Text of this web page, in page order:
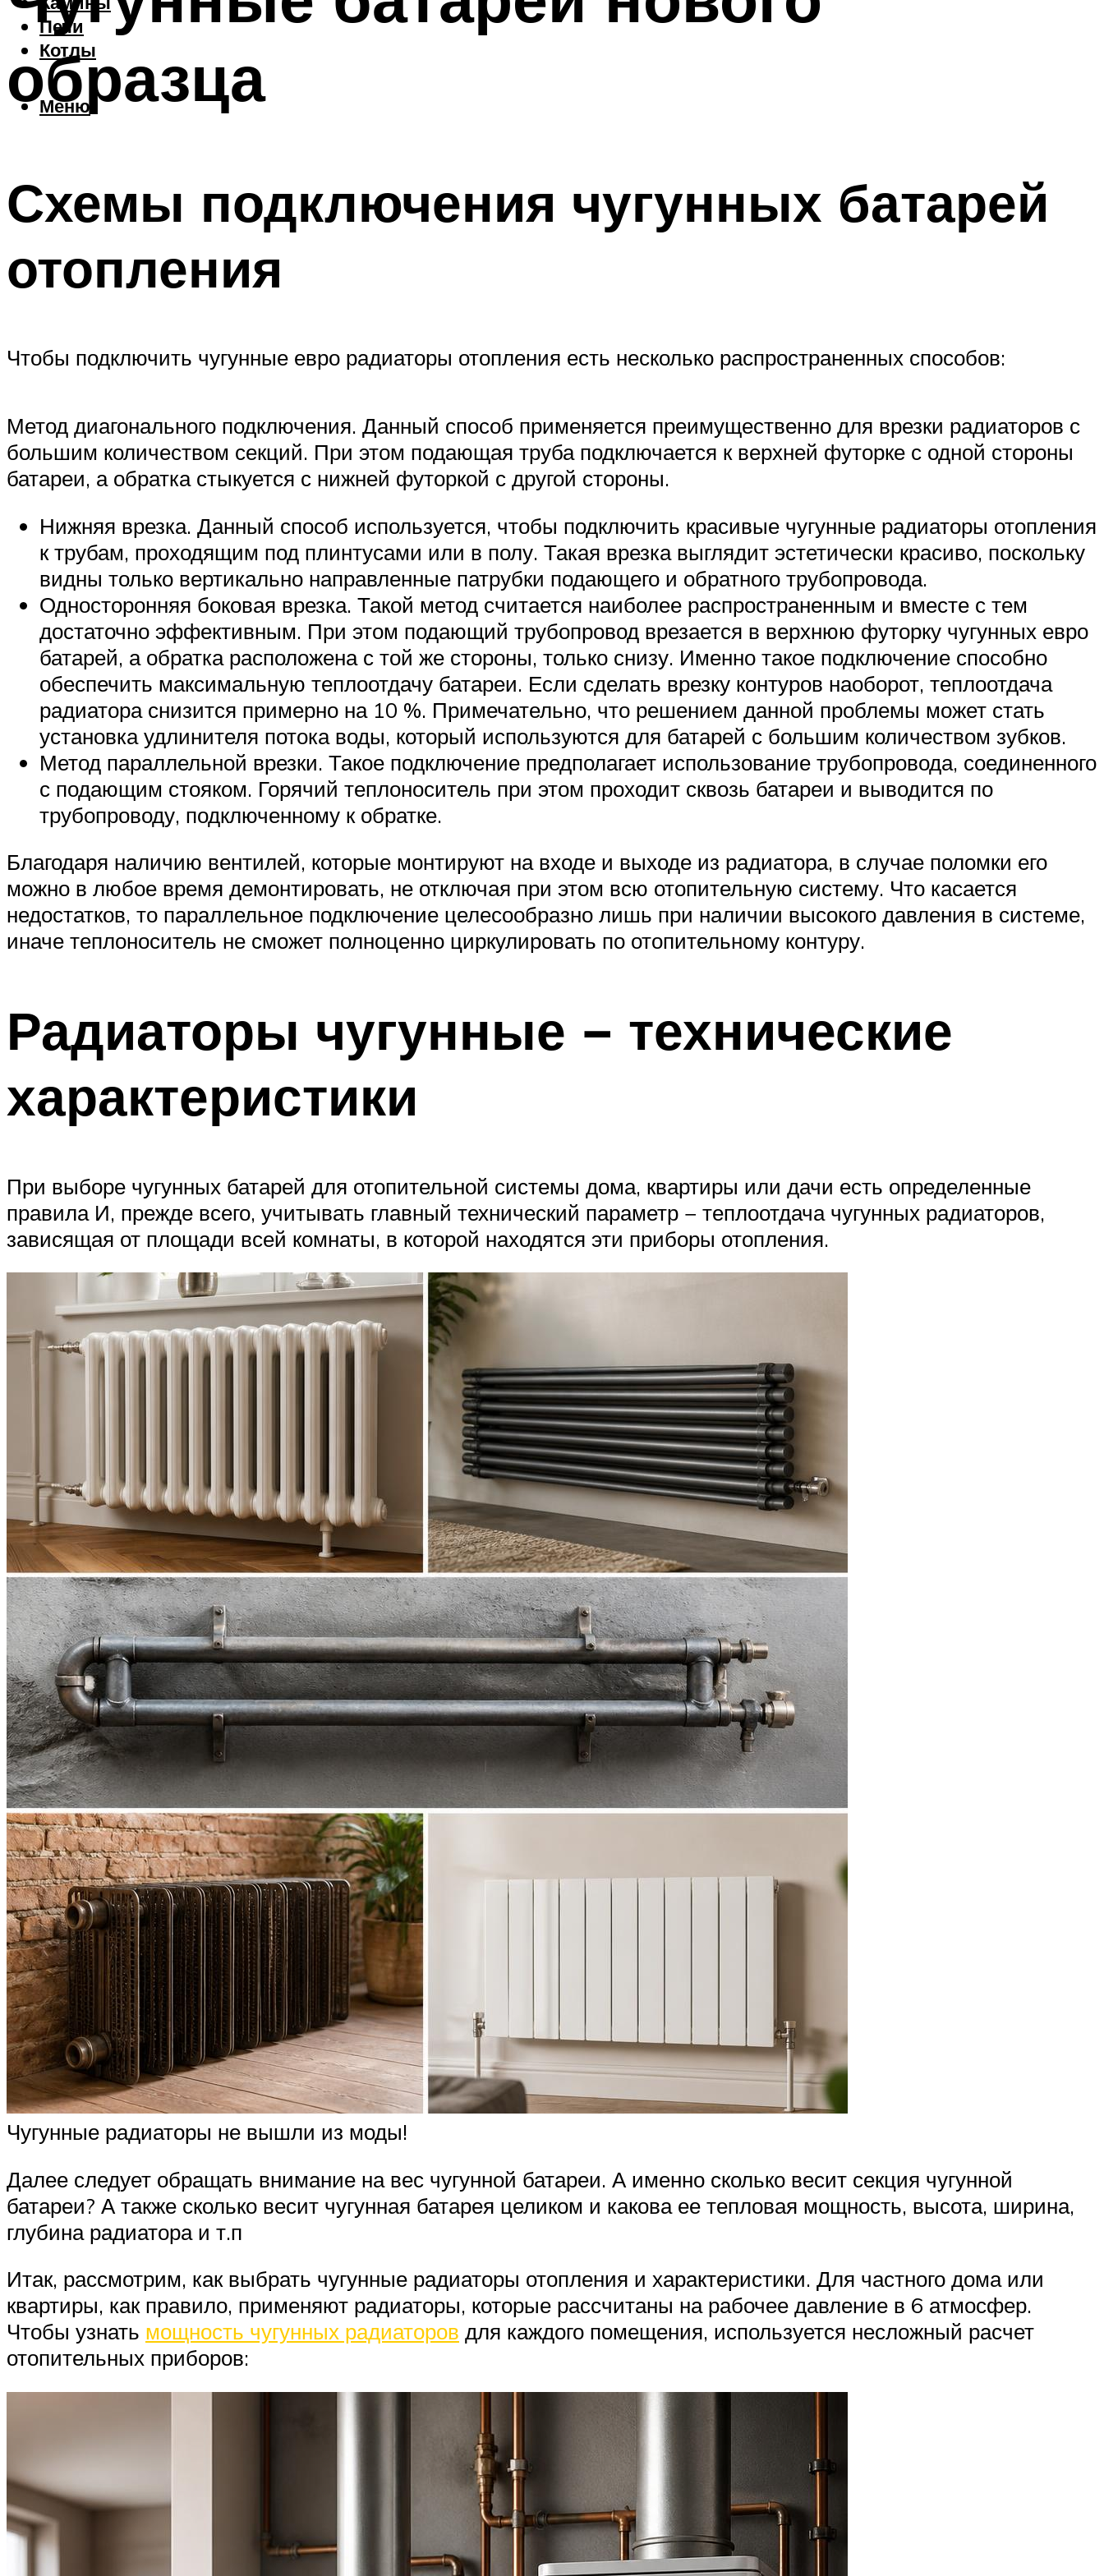
Печи
Котлы
Меню
образца
Схемы подключения чугунных батарей
отопления
Чтобы подключить чугунные евро радиаторы отопления есть несколько распространенных способов:
Метод диагонального подключения. Данный способ применяется преимущественно для врезки радиаторов с
большим количеством секций. При этом подающая труба подключается к верхней футорке с одной стороны
батареи, а обратка стыкуется с нижней футоркой с другой стороны.
Нижняя врезка. Данный способ используется, чтобы подключить красивые чугунные радиаторы отопления
к трубам, проходящим под плинтусами или в полу. Такая врезка выглядит эстетически красиво, поскольку
видны только вертикально направленные патрубки подающего и обратного трубопровода.
Односторонняя боковая врезка. Такой метод считается наиболее распространенным и вместе с тем
достаточно эффективным. При этом подающий трубопровод врезается в верхнюю футорку чугунных евро
батарей, а обратка расположена с той же стороны, только снизу. Именно такое подключение способно
обеспечить максимальную теплоотдачу батареи. Если сделать врезку контуров наоборот, теплоотдача
радиатора снизится примерно на 10 %. Примечательно, что решением данной проблемы может стать
установка удлинителя потока воды, который используются для батарей с большим количеством зубков.
Метод параллельной врезки. Такое подключение предполагает использование трубопровода, соединенного
с подающим стояком. Горячий теплоноситель при этом проходит сквозь батареи и выводится по
трубопроводу, подключенному к обратке.
Благодаря наличию вентилей, которые монтируют на входе и выходе из радиатора, в случае поломки его
можно в любое время демонтировать, не отключая при этом всю отопительную систему. Что касается
недостатков, то параллельное подключение целесообразно лишь при наличии высокого давления в системе,
иначе теплоноситель не сможет полноценно циркулировать по отопительному контуру.
Радиаторы чугунные − технические
характеристики
При выборе чугунных батарей для отопительной системы дома, квартиры или дачи есть определенные
правила И, прежде всего, учитывать главный технический параметр − теплоотдача чугунных радиаторов,
зависящая от площади всей комнаты, в которой находятся эти приборы отопления.
Чугунные радиаторы не вышли из моды!
Далее следует обращать внимание на вес чугунной батареи. А именно сколько весит секция чугунной
батареи? А также сколько весит чугунная батарея целиком и какова ее тепловая мощность, высота, ширина,
глубина радиатора и т.п
Итак, рассмотрим, как выбрать чугунные радиаторы отопления и характеристики. Для частного дома или
квартиры, как правило, применяют радиаторы, которые рассчитаны на рабочее давление в 6 атмосфер.
Чтобы узнать мощность чугунных радиаторов для каждого помещения, используется несложный расчет
отопительных приборов: